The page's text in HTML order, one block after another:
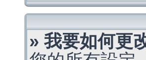
» 我要如何更